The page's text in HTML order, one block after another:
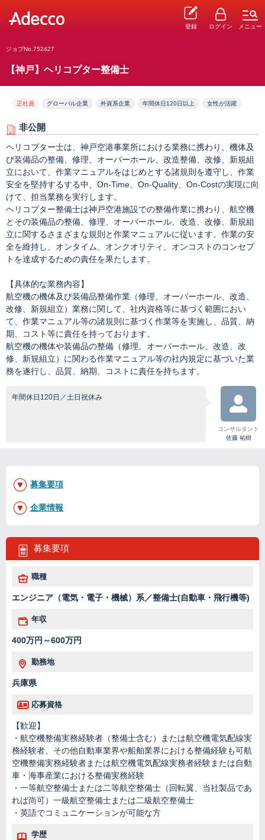
登録 ログイン メニュー
ジョブNo.752427
【神戸】ヘリコプター整備士
正社員 グローバル企業 外資系企業 年間休日120日以上 女性が活躍
非公開
ヘリコプター士は、神戸空港事業所における業務に携わり、機体及
び装備品の整備、修理、オーバーホール、改造整備、改修、新規組
立において、作業マニュアルをはじめとする諸規則を遵守し、作業
安全を堅持するする中、On-Time、On-Quality、On-Costの実現に向
けて、担当業務を実行します。
ヘリコプター整備士は神戸空港施設での整備作業に携わり、航空機
とその装備品の整備、修理、オーバーホール、改造、改修、新規組
立に関するさまざまな規則と作業マニュアルに従います。作業の安
全を維持し、オンタイム、オンクオリティ、オンコストのコンセプ
トを達成するための責任を果たします。
【具体的な業務内容】
航空機の機体及び装備品整備作業（修理、オーバーホール、改造、
改修、新規組立）業務に関して、社内資格等に基づく範囲におい
て、作業マニュアル等の諸規則に基づく作業等を実施し、品質、納
期、コスト等に責任を持っております。
航空機の機体や装備品の整備（修理、オーバーホール、改造、改
修、新規組立）に関わる作業マニュアル等の社内規定に基づいた業
務を遂行し、品質、納期、コストに責任を持ちます。
年間休日120日／土日祝休み
コンサルタント
佐藤 祐樹
募集要項
職種
エンジニア（電気・電子・機械）系／整備士(自動車・飛行機等)
年収
400万円～600万円
勤務地
兵庫県
応募資格
【歓迎】
・航空機整備実務経験者（整備士含む）または航空機電気配線実
務経験者、その他自動車業界や船舶業界における整備経験も可航
空機整備実務経験者または航空機電気配線実務者経験または自動
車・海事産業における整備実務経験
・一等航空整備士または二等航空整備士（回転翼、当社製品であ
れば尚可）一級航空整備士または二級航空整備士
・英語でコミュニケーションが可能な方
学歴
募集要項
企業情報